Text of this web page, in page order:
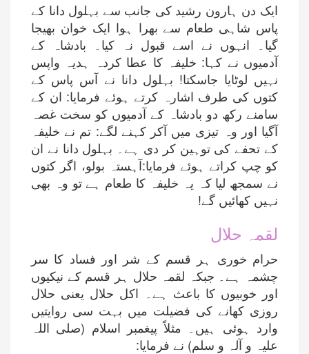
ایک دن ہارون رشید کی جانب سے بہلول دانا کے
پاس شاہی طعام سے بھرا ہوا ایک خوان بھیجا
گیا۔ انہوں نے اسے قبول نہ کیا۔ بادشاہ کے
آدمیوں نے کہا: خلیفہ کا عطا کردہ ہدیہ واپس
نہیں لوٹایا جاسکتا! بہلول دانا نے آس پاس کے
کتوں کی طرف اشارہ کرتے ہوئے فرمایا: ان کے
سامنے رکھ دو بادشاہ کے آدمیوں کو سخت غصہ
آگیا اور وہ تیزی میں آکر کہنے لگے: تم نے خلیفہ
کے تحفے کی توہین کر دی ہے۔ بہلول دانا نے ان
کو چپ کراتے ہوئے فرمایا:آہستہ بولو، اگر کتوں
نے سمجھ لیا کہ یہ خلیفہ کا طعام ہے تو وہ بھی
نہیں کھائیں گے!
لقمہ حلال
حرام خوری ہر قسم کے شر اور فساد کا سر
چشمہ ہے۔ جبکہ لقمہ حلال ہر قسم کے نیکیوں
اور خوبیوں کا باعث ہے۔ اکل حلال یعنی حلال
روزی کھانے کی فضیلت میں بہت سی روایتیں
وارد ہوئی ہیں۔ مثلاً پیغمبر اسلام (صلی اللہ
علیہ و آلہ و سلم) نے فرمایا: